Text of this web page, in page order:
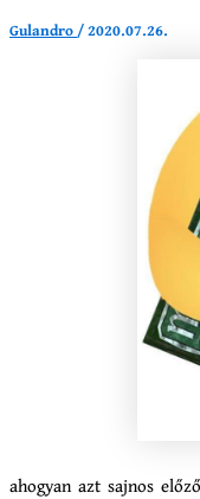
Gulandro /2020.07.26.
ahogyan azt sajnos